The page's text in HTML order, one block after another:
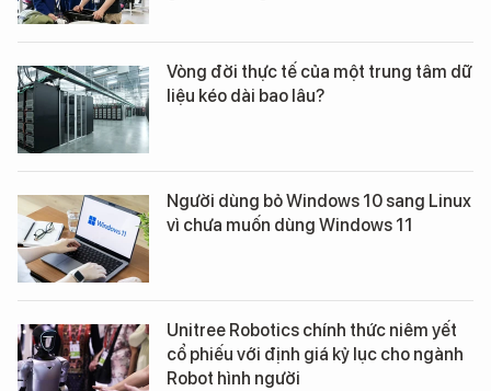
Vòng đời thực tế của một trung tâm dữ
liệu kéo dài bao lâu?
Người dùng bỏ Windows 10 sang Linux
vì chưa muốn dùng Windows 11
Unitree Robotics chính thức niêm yết
cổ phiếu với định giá kỷ lục cho ngành
Robot hình người